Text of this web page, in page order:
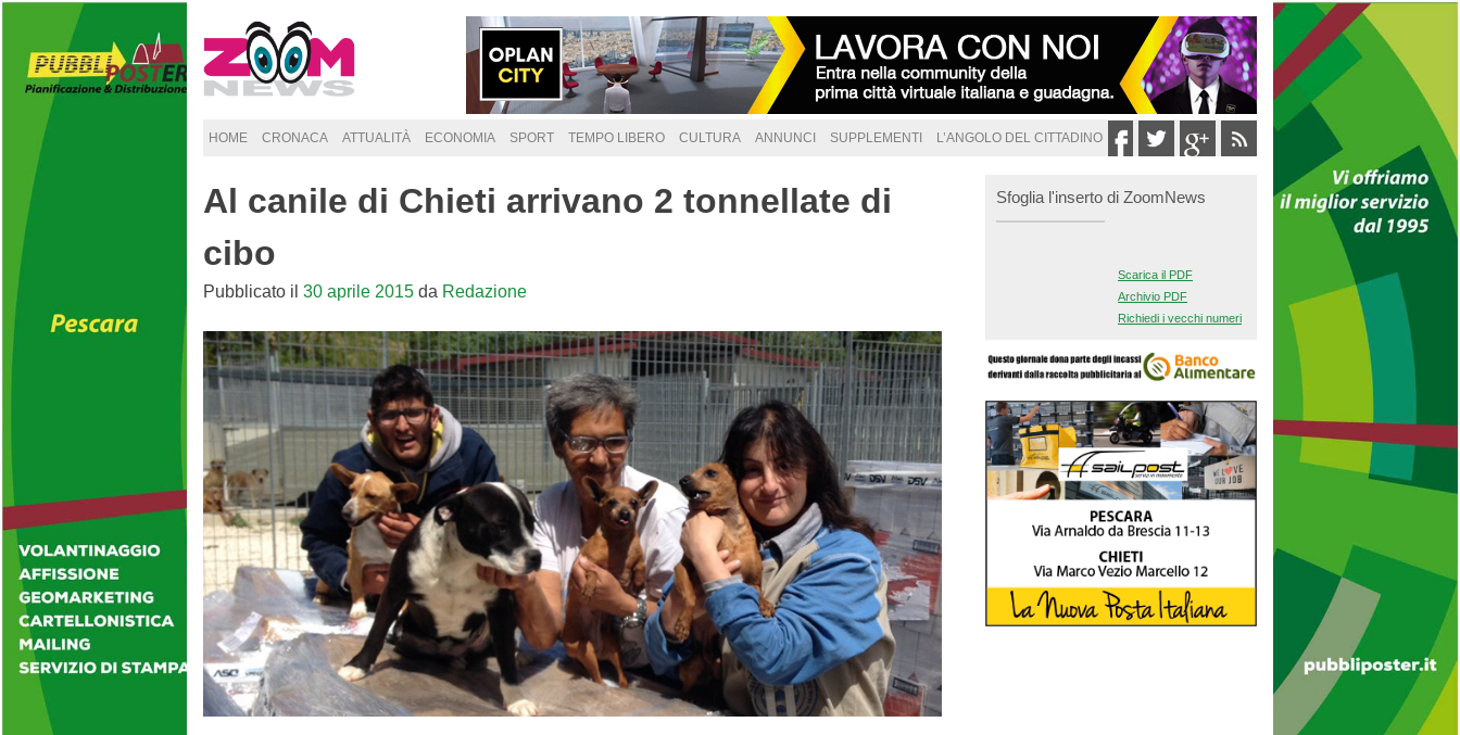
to
content
HOME CRONACA ATTUALITÀ ECONOMIA SPORT TEMPO LIBERO CULTURA ANNUNCI SUPPLEMENTI L’ANGOLO DEL CITTADINO
Al canile di Chieti arrivano 2 tonnellate di
cibo
Pubblicato il 30 aprile 2015 da Redazione
Sfoglia l'inserto di ZoomNews
Scarica il PDF
Archivio PDF
Richiedi i vecchi numeri